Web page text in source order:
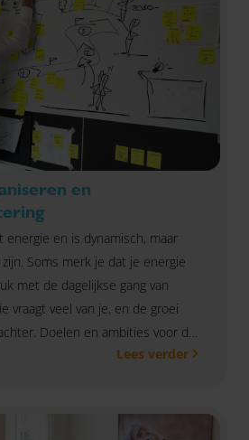
en
energie en is dynamisch, maar
Soms merk je dat je energie
met de dagelijkse gang van
vraagt veel van je, en de groei
Doelen en ambities voor de
scherp. Herkenbaar? Wij
je energie van krijgt:
Lees verder